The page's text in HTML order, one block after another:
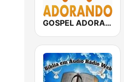
GOSPEL ADORANDO